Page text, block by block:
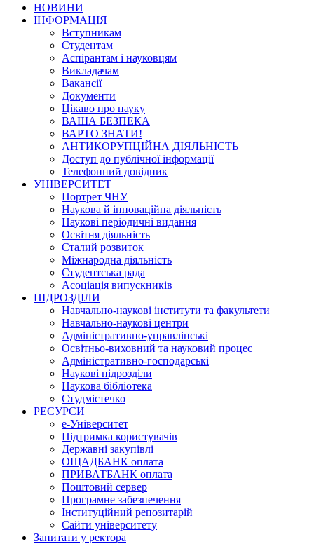
НОВИНИ
ІНФОРМАЦІЯ
Вступникам
Студентам
Аспірантам і науковцям
Викладачам
Вакансії
Документи
Цікаво про науку
ВАША БЕЗПЕКА
ВАРТО ЗНАТИ!
АНТИКОРУПЦІЙНА ДІЯЛЬНІСТЬ
Доступ до публічної інформації
Телефонний довідник
УНІВЕРСИТЕТ
Портрет ЧНУ
Наукова й інноваційна діяльність
Наукові періодичні видання
Освітня діяльність
Сталий розвиток
Міжнародна діяльність
Студентська рада
Асоціація випускників
ПІДРОЗДІЛИ
Навчально-наукові інститути та факультети
Навчально-наукові центри
Адміністративно-управлінські
Освітньо-виховний та науковий процес
Адміністративно-господарські
Наукові підрозділи
Наукова бібліотека
Студмістечко
РЕСУРСИ
е-Університет
Підтримка користувачів
Державні закупівлі
ОЩАДБАНК оплата
ПРИВАТБАНК оплата
Поштовий сервер
Програмне забезпечення
Інституційний репозитарій
Сайти університету
Запитати у ректора